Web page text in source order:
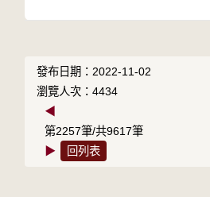
發布日期：2022-11-02
瀏覽人次：4434
◀
第2257筆/共9617筆
▶
回列表